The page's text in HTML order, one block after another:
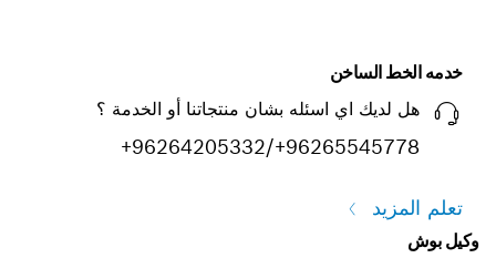
خدمه الخط الساخن
هل لديك اي اسئله بشان منتجاتنا أو الخدمة ؟
+96264205332/+96265545778
تعلم المزيد
وكيل بوش